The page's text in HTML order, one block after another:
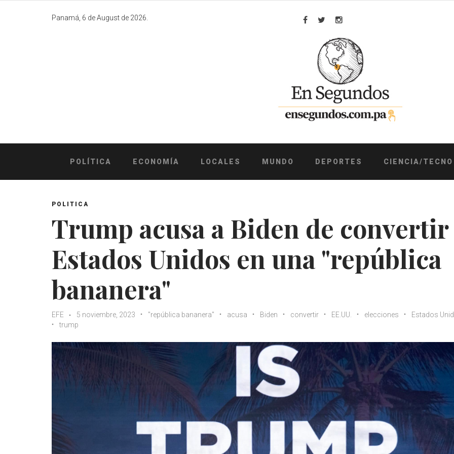
Panamá, 6 de August de 2026.
Facebook
TwitterInstagram
POLÍTICA ECONOMÍA LOCALES MUNDO DEPORTES CIENCIA/TECNO
POLITICA
Trump acusa a Biden de convertir
Estados Unidos en una "república
bananera"
EFE 5 noviembre, 2023 "república bananera" acusa Biden convertir EE.UU. elecciones
Estados
trump